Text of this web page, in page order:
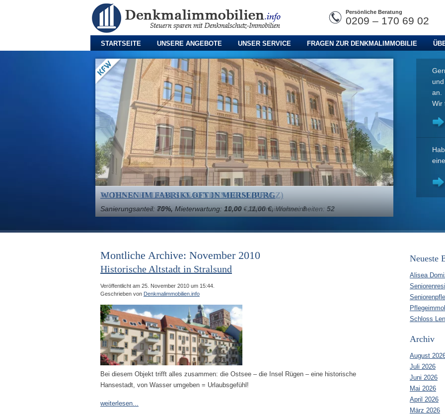
Persönliche Beratung
0209 – 170 69 02
STARTSEITE UNSERE ANGEBOTE UNSER SERVICE FRAGEN ZUR DENKMALIMMOBILIE
WOHNEN IM FABRIKLOFT IN MERSEBURG
Sanierungsanteil: 70%, Mieterwartung: 10,00 - 11,00 €,Wohneinheiten: 52
und
an.
Wir
Montliche Archive: November 2010
Historische Altstadt in Stralsund
Veröffentlicht am 25. November 2010 um 15:44.
Geschrieben von Denkmalimmobilien.info
Bei diesem Objekt trifft alles zusammen: die Ostsee – die Insel Rügen – eine historische
Hansestadt, von Wasser umgeben = Urlaubsgefühl!
weiterlesen...
Neueste
Alisea
Schloss
Archiv
August
Juli 2026
Juni 2026
Mai 2026
April 2026
März 2026